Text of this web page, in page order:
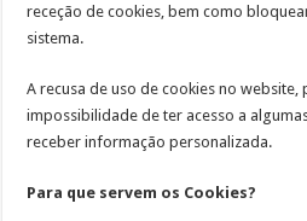
receção de cookies, bem como
sistema.
A recusa de uso de cookies no website,
impossibilidade de ter acesso a
receber informação personalizada.
Para que servem os Cookies?